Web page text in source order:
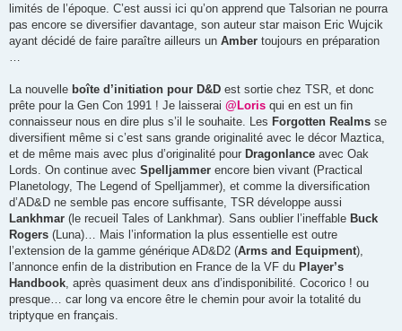
limités de l’époque. C’est aussi ici qu’on apprend que Talsorian ne pourra
pas encore se diversifier davantage, son auteur star maison Eric Wujcik
ayant décidé de faire paraître ailleurs un Amber toujours en préparation
La nouvelle boîte d’initiation pour D&D est sortie chez TSR, et donc
prête pour la Gen Con 1991 ! Je laisserai @Loris qui en est un fin
connaisseur nous en dire plus s’il le souhaite. Les Forgotten Realms se
diversifient même si c’est sans grande originalité avec le décor Maztica,
et de même mais avec plus d’originalité pour Dragonlance avec Oak
Lords. On continue avec Spelljammer encore bien vivant (Practical
Planetology, The Legend of Spelljammer), et comme la diversification
d’AD&D ne semble pas encore suffisante, TSR développe aussi
Lankhmar (le recueil Tales of Lankhmar). Sans oublier l’ineffable Buck
Rogers (Luna)… Mais l’information la plus essentielle est outre
l’extension de la gamme générique AD&D2 (Arms and Equipment),
l’annonce enfin de la distribution en France de la VF du Player’s
Handbook , après quasiment deux ans d’indisponibilité. Cocorico ! ou
presque… car long va encore être le chemin pour avoir la totalité du
triptyque en français.